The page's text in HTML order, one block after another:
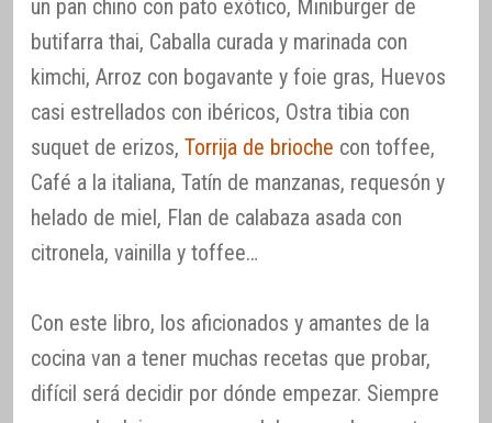
un pan chino con pato exótico, Miniburger de
butifarra thai, Caballa curada y marinada con
kimchi, Arroz con bogavante y foie gras, Huevos
casi estrellados con ibéricos, Ostra tibia con
suquet de erizos, Torrija de brioche con toffee,
Café a la italiana, Tatín de manzanas, requesón y
helado de miel, Flan de calabaza asada con
citronela, vainilla y toffee…
Con este libro, los aficionados y amantes de la
cocina van a tener muchas recetas que probar,
difícil será decidir por dónde empezar. Siempre